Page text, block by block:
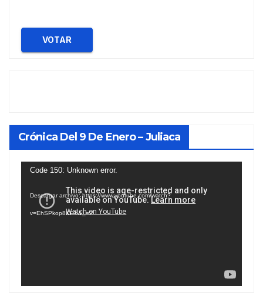
VOTAR
Crónica Del 9 De Enero – Juliaca
Reproductor
vídeo
Code 150: Unknown error.
Descargar archivo: https://www.youtube.com/watch?
v=EhSPkop8KPY&_=2